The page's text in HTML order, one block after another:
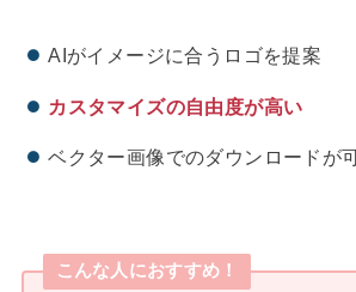
AIがイメージに合うロゴを提案
カスタマイズの自由度が高い
ベクター画像でのダウンロードが
こんな人におすすめ！